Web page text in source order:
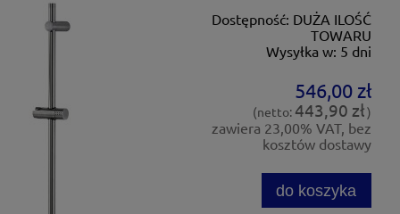
Dostępność: DUŻA ILOŚĆ
TOWARU
Wysyłka w: 5 dni
546,00 zł
(netto: 443,90 zł)
zawiera 23,00% VAT, bez
kosztów dostawy
do koszyka